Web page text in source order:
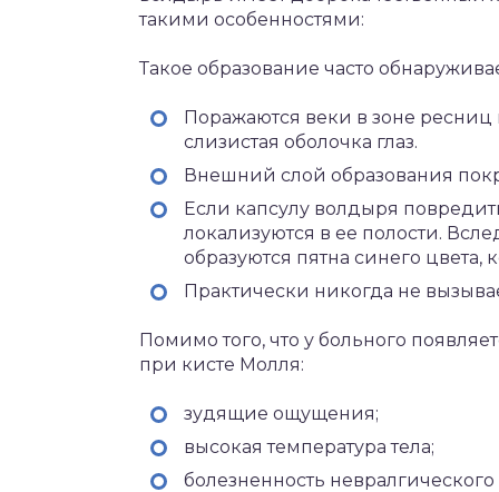
такими особенностями:
Такое образование часто
Поражаются веки в зоне ресниц
слизистая оболочка глаз.
Внешний слой образования
Если капсулу волдыря
локализуются в ее полости.
образуются пятна синего
Практически никогда не
Помимо того, что у больного
при кисте Молля:
зудящие ощущения;
высокая температура тела;
болезненность